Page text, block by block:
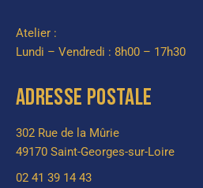
Atelier :
Lundi – Vendredi : 8h00 – 17h30
ADRESSE POSTALE
302 Rue de la Mûrie
49170 Saint-Georges-sur-Loire
02 41 39 14 43